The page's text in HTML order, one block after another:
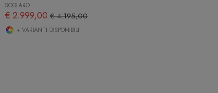
SCOLARO
€ 2.999,00 € 4.195,00
+ VARIANTI DISPONIBILI